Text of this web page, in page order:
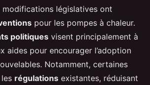
modifications législatives ont
pour les pompes à chaleur.
politiques visent principalement à
aides pour encourager l’adoption
Notamment, certaines
régulations existantes, réduisant